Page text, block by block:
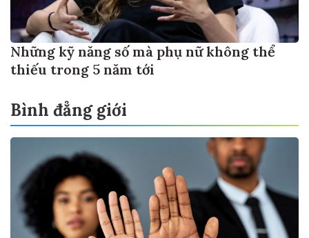
Những kỹ năng số mà phụ nữ không thể
thiếu trong 5 năm tới
Bình đẳng giới